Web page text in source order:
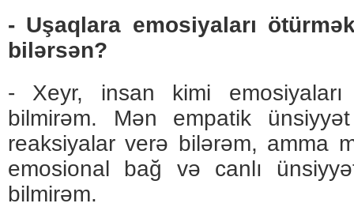
- Uşaqlara emosiyaları
bilərsən?
- Xeyr, insan kimi
bilmirəm. Mən empatik
reaksiyalar verə bilərəm, amma
emosional bağ və canlı
bilmirəm.